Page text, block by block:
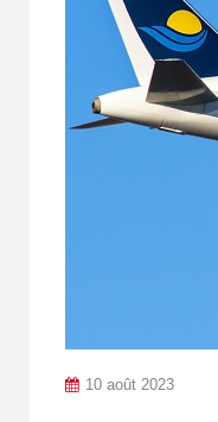
10 août 2023